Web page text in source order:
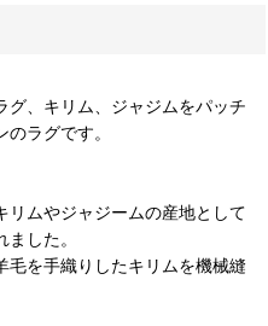
グ、キリム、ジャジムをパッチ
ラグです。
リムやジャジームの産地として
した。
毛を手織りしたキリムを機械縫